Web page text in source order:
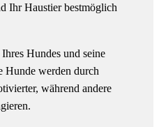
Ihr Haustier bestmöglich
Hundes und seine
Hunde werden durch
während andere